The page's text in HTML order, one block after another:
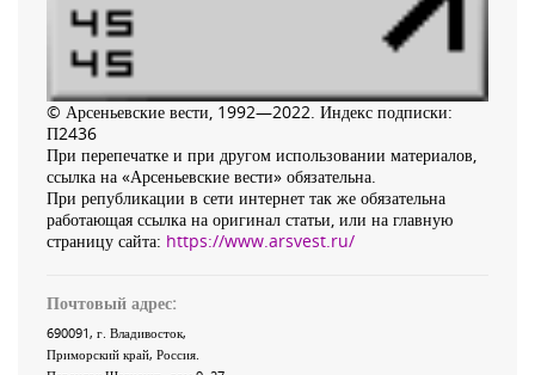
© Арсеньевские вести, 1992—2022. Индекс подписки:
П2436
При перепечатке и при другом использовании материалов,
ссылка на «Арсеньевские вести» обязательна.
При републикации в сети интернет так же обязательна
работающая ссылка на оригинал статьи, или на главную
страницу сайта: https://www.arsvest.ru/
Почтовый адрес:
690091, г. Владивосток,
Приморский край, Россия